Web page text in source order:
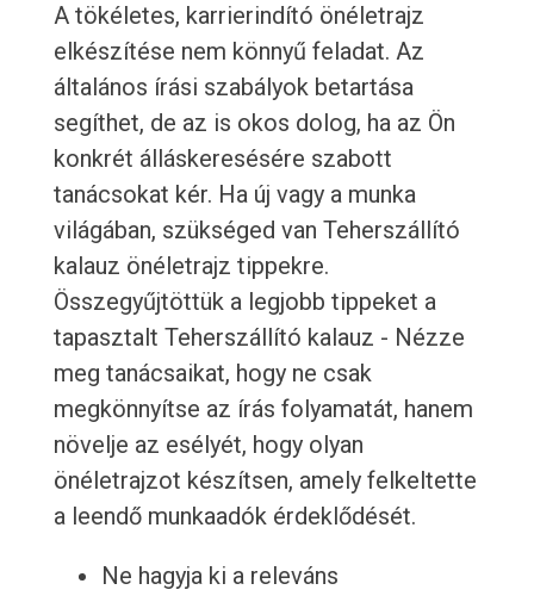
A tökéletes, karrierindító önéletrajz
elkészítése nem könnyű feladat. Az
általános írási szabályok betartása
segíthet, de az is okos dolog, ha az Ön
konkrét álláskeresésére szabott
tanácsokat kér. Ha új vagy a munka
világában, szükséged van Teherszállító
kalauz önéletrajz tippekre.
Összegyűjtöttük a legjobb tippeket a
tapasztalt Teherszállító kalauz - Nézze
meg tanácsaikat, hogy ne csak
megkönnyítse az írás folyamatát, hanem
növelje az esélyét, hogy olyan
önéletrajzot készítsen, amely felkeltette
a leendő munkaadók érdeklődését.
Ne hagyja ki a releváns